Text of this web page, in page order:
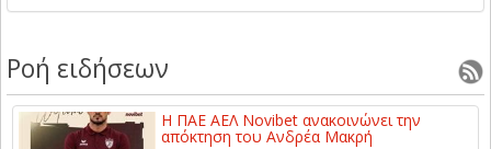
Ροή ειδήσεων
Η ΠΑΕ ΑΕΛ Novibet ανακοινώνει την
απόκτηση του Ανδρέα Μακρή